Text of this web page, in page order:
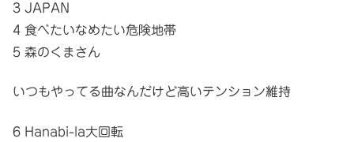
3 JAPAN
4 食べたいなめたい危険地帯
5 森のくまさん
いつもやってる曲なんだけど高いテンション維持
6 Hanabi-la大回転